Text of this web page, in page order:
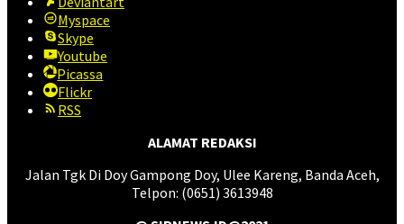
Myspace
Skype
Youtube
Picassa
Flickr
RSS
ALAMAT REDAKSI
Jalan Tgk Di Doy Gampong Doy, Ulee Kareng, Banda Aceh,
Telpon: (0651) 3613948